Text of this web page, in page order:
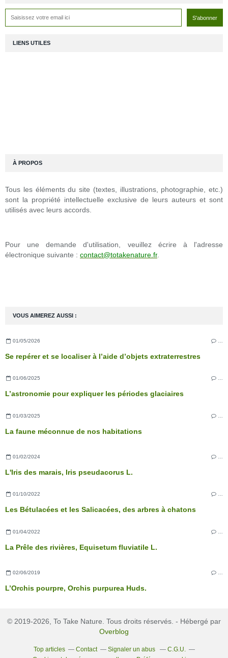
VOUS AIMEREZ AUSSI :
01/05/2026
Se repérer et se localiser à l’aide d’objets extraterrestres
01/06/2025 …
L’astronomie pour expliquer les périodes glaciaires
01/03/2025
La faune méconnue de nos habitations
01/02/2024
L'Iris des marais, Iris pseudacorus L.
01/10/2022 …
Les Bétulacées et les Salicacées, des arbres à chatons
01/04/2022
La Prêle des rivières, Equisetum fluviatile L.
02/06/2019
L’Orchis pourpre, Orchis purpurea Huds.
LIENS UTILES
À PROPOS
Tous les éléments du site (textes, illustrations, photographie, etc.)
sont la propriété intellectuelle exclusive de leurs auteurs et sont
utilisés avec leurs accords.
Pour une demande d'utilisation, veuillez écrire à l'adresse
électronique suivante : contact@totakenature.fr
© 2019-2026, To Take Nature. Tous droits réservés. - Hébergé par
Overblog
Top articles Contact Signaler un abus
C.G.U.